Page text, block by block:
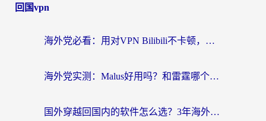
回国vpn
海外党必看：用对VPN Bilibili不卡顿，英国玩国内游戏也丝滑——2026回国加速器选择指南
海外党实测：Malus好用吗？和雷霆哪个好？+ 3款热门加速器深度对比
国外穿越回国内的软件怎么选？3年海外党亲测实用指南，告别地域限制